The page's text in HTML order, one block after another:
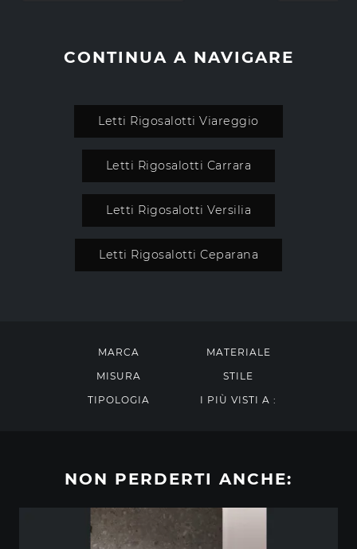
CONTINUA A NAVIGARE
Letti Rigosalotti Viareggio
Letti Rigosalotti Carrara
Letti Rigosalotti Versilia
Letti Rigosalotti Ceparana
MARCA
MATERIALE
MISURA
STILE
TIPOLOGIA
I PIÙ VISTI A :
NON PERDERTI ANCHE: